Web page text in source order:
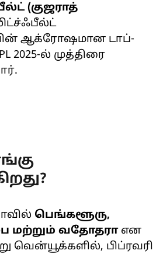
(குஜராத்
ஆக்ரோஷமான டாப்-
2025-ல் முத்திரை
பெங்களூரு,
மற்றும் வதோதராஎன
வென்யூக்களில், பிப்ரவரி